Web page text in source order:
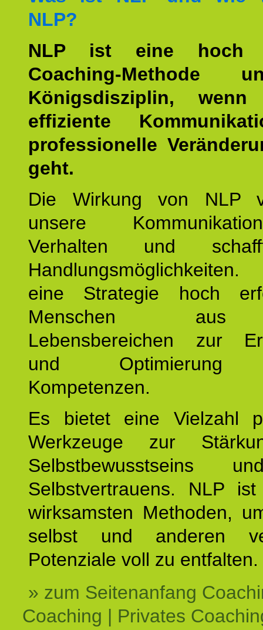
NLP?
NLP ist eine hoch
Coaching-Methode
Königsdisziplin,
effiziente
professionelle
geht.
Die Wirkung von NLP
unsere
Verhalten und
eine Strategie hoch
Menschen
Lebensbereichen zur
und Optimierung
Kompetenzen.
Es bietet eine Vielzahl
Werkzeuge zur
Selbstbewusstseins
Selbstvertrauens. NLP
wirksamsten Methoden,
selbst und anderen
Potenziale voll zu entfalten.
» zum Seitenanfang
Coaching | Privates